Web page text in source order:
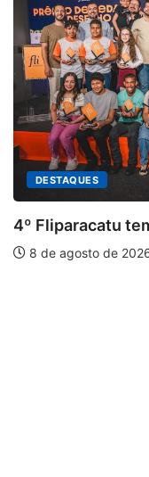
tem inscrições
2026